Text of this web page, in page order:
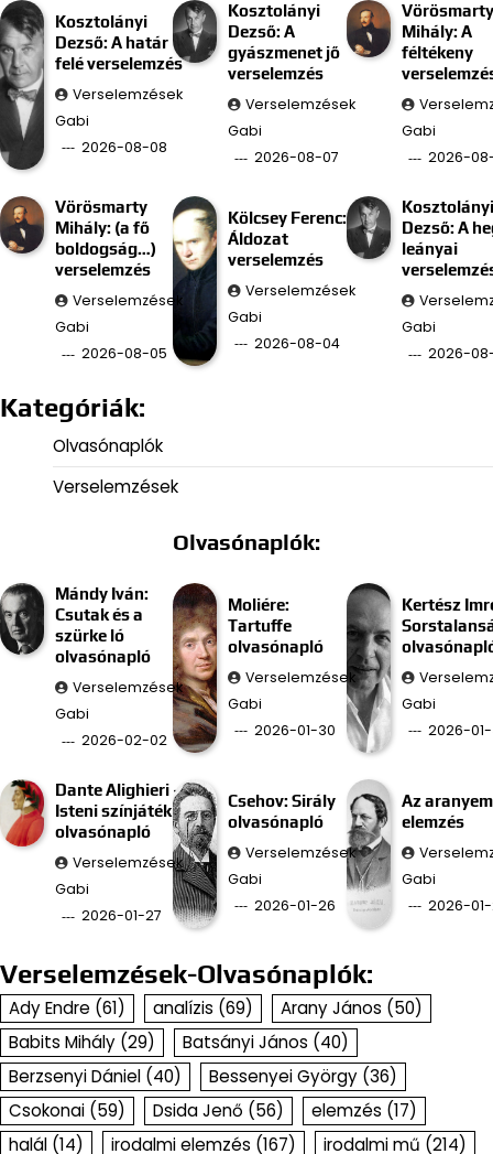
Kosztolányi
Dezső: A határ
felé verselemzés
Verselemzések
Gabi
2026-08-08
Kosztolányi
Dezső: A
gyászmenet jő
verselemzés
Verselemzések
Gabi
2026-08-07
Vörösmarty
Mihály: A
féltékeny
Gabi
2026-
Vörösmarty
Mihály: (a fő
boldogság…)
verselemzés
Verselemzések
Gabi
2026-08-05
Kölcsey Ferenc:
Áldozat
verselemzés
Verselemzések
Gabi
2026-08-04
Kosztolányi
Dezső: A
leányai
Gabi
2026-
Kategóriák:
Olvasónaplók
Verselemzések
Olvasónaplók:
Mándy Iván:
Csutak és a
szürke ló
olvasónapló
Verselemzések
Gabi
2026-02-02
Moliére:
Tartuffe
olvasónapló
Verselemzések
Gabi
2026-01-30
Kertész
Gabi
2026-
Dante Alighieri –
Isteni színjáték
olvasónapló
Verselemzések
Gabi
2026-01-27
Csehov: Sirály
olvasónapló
Verselemzések
Gabi
2026-01-26
Az
elemzés
Gabi
2026-
Verselemzések-Olvasónaplók:
Ady Endre (61) analízis (69) Arany János (50)
Babits Mihály (29) Batsányi János (40)
Berzsenyi Dániel (40) Bessenyei György (36)
Csokonai (59) Dsida Jenő (56) elemzés (17)
halál (14) irodalmi elemzés (167) irodalmi mű (214)